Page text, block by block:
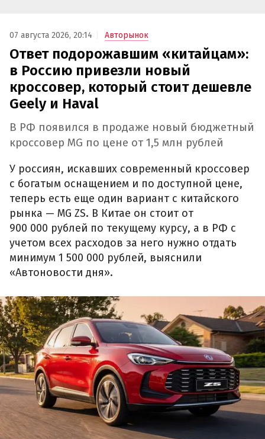
07 августа 2026, 20:14 Авторынок
Ответ подорожавшим «китайцам»:
в Россию привезли новый
кроссовер, который стоит дешевле
Geely и Haval
В РФ появился в продаже новый бюджетный
кроссовер MG по цене от 1,5 млн рублей
У россиян, искавших современный кроссовер
с богатым оснащением и по доступной цене,
теперь есть еще один вариант с китайского
рынка — MG ZS. В Китае он стоит от
900 000 рублей по текущему курсу, а в РФ с
учетом всех расходов за него нужно отдать
минимум 1 500 000 рублей, выяснили
«Автоновости дня».